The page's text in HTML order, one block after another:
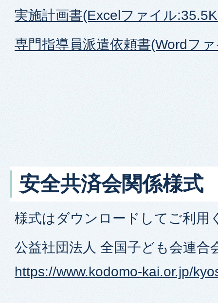
実施計画書(Excelファイル
専門指導員派遣依頼書(Wordフ
安全共済会関係様式
様式はダウンロードしてご利用
公益社団法人 全国子ども会連合
https://www.kodomo-kai.or.jp/